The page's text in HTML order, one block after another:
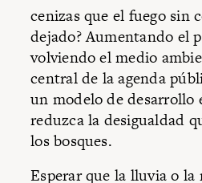
cenizas que el fuego sin
dejado? Aumentando el
volviendo el medio
central de la agenda
un modelo de desarrollo
reduzca la desigualdad
los bosques.
Esperar que la lluvia o